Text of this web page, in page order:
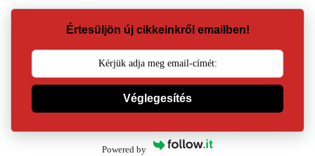
Értesüljön új cikkeinkről emailben!
Véglegesítés
Powered by